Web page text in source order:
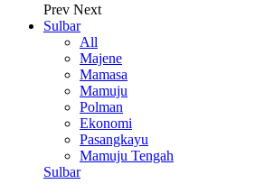
Prev Next
Sulbar
All
Majene
Mamasa
Mamuju
Polman
Ekonomi
Pasangkayu
Mamuju Tengah
Sulbar